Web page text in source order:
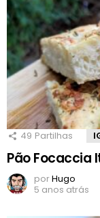
49 Partilhas
Pão Focaccia
porHugo
5 anos atrás